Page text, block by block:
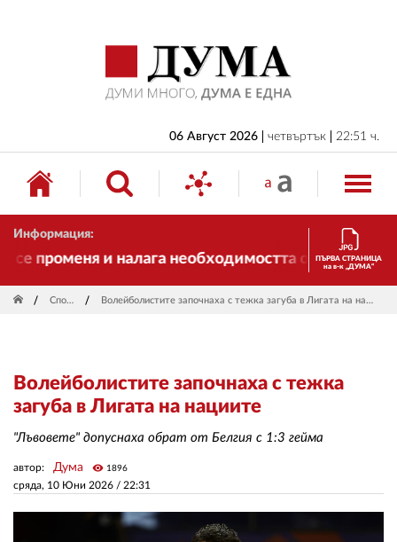
06 Август 2026 четвъртък 22:51 ч.
Информация:
и налага необходимостта от
ПЪРВА СТРАНИЦА
на в-к „ДУМА“
Спорт Волейболистите започнаха с тежка загуба в Лигата на нациите
Волейболистите започнаха с тежка
загуба в Лигата на нациите
"Лъвовете" допуснаха обрат от Белгия с 1:3 гейма
сряда, 10 Юни 2026 / 22:31
автор: Дума visibility 1896
БЪЛГАРИЯ
ИКОНОМИКА
ИЗБОРИ
СВЯТ
ДРУГИ
ЗА НАС
РЕДАКЦИЯ